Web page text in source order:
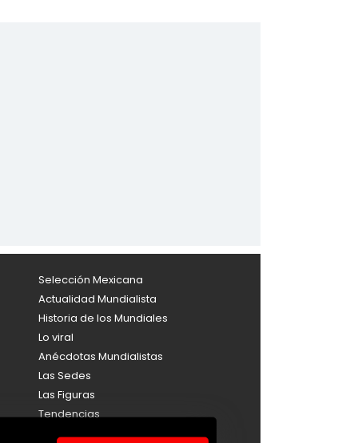
Selección Mexicana
Actualidad Mundialista
Historia de los Mundiales
Lo viral
Anécdotas Mundialistas
Las Sedes
Las Figuras
Tendencias
Directorio